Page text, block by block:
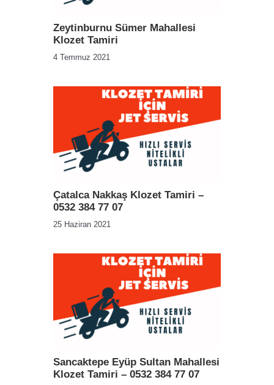
Zeytinburnu Sümer Mahallesi
Klozet Tamiri
4 Temmuz 2021
Çatalca Nakkaş Klozet Tamiri –
0532 384 77 07
25 Haziran 2021
Sancaktepe Eyüp Sultan Mahallesi
Klozet Tamiri – 0532 384 77 07